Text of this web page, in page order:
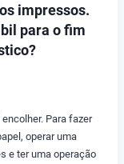
impressos.
para o fim
Para fazer
operar uma
e ter uma operação